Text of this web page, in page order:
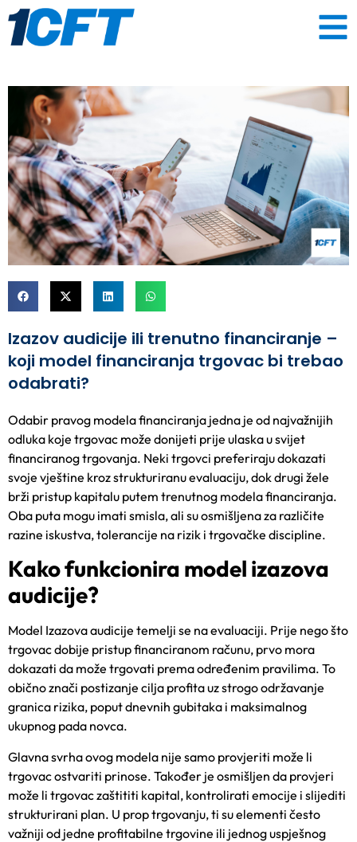
Izazov audicije ili trenutno financiranje –
koji model financiranja trgovac bi trebao
odabrati?
Odabir pravog modela financiranja jedna je od najvažnijih
odluka koje trgovac može donijeti prije ulaska u svijet
financiranog trgovanja. Neki trgovci preferiraju dokazati
svoje vještine kroz strukturiranu evaluaciju, dok drugi žele
brži pristup kapitalu putem trenutnog modela financiranja.
Oba puta mogu imati smisla, ali su osmišljena za različite
razine iskustva, tolerancije na rizik i trgovačke discipline.
Kako funkcionira model izazova
audicije?
Model Izazova audicije temelji se na evaluaciji. Prije nego što
trgovac dobije pristup financiranom računu, prvo mora
dokazati da može trgovati prema određenim pravilima. To
obično znači postizanje cilja profita uz strogo održavanje
granica rizika, poput dnevnih gubitaka i maksimalnog
ukupnog pada novca.
Glavna svrha ovog modela nije samo provjeriti može li
trgovac ostvariti prinose. Također je osmišljen da provjeri
može li trgovac zaštititi kapital, kontrolirati emocije i slijediti
strukturirani plan. U prop trgovanju, ti su elementi često
važniji od jedne profitabilne trgovine ili jednog uspješnog